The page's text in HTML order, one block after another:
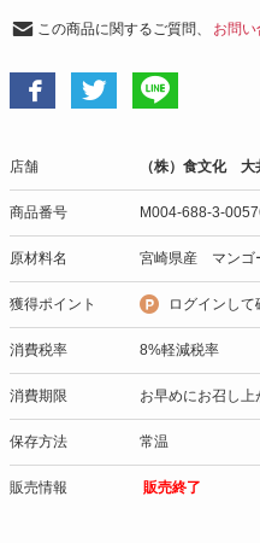
この商品に関するご質問、 お問い
店舗 （株）食文化 大
商品番号 M004-688-3-
原材料名 宮崎県産 マンゴ
獲得ポイント ログインして
消費税率 8%軽減税率
消費期限 お早めにお召し上
保存方法 常温
販売情報 販売終了